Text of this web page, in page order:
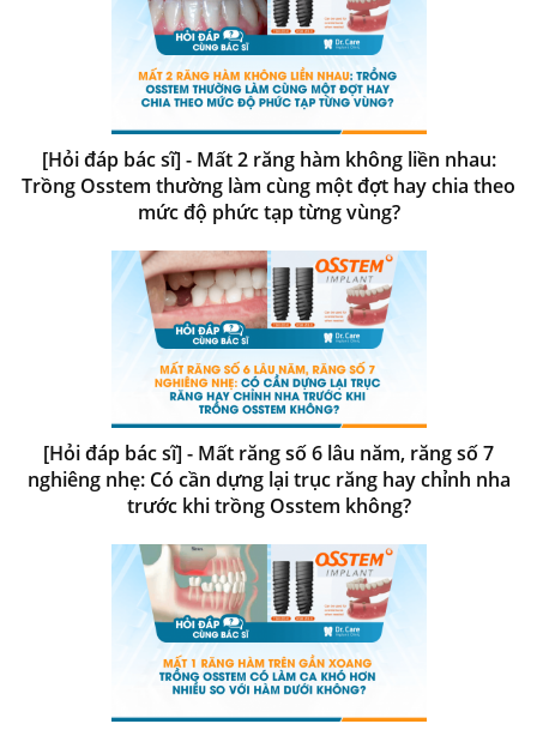
[Hỏi đáp bác sĩ] - Mất 2 răng hàm không liền nhau:
Trồng Osstem thường làm cùng một đợt hay chia theo
mức độ phức tạp từng vùng?
[Hỏi đáp bác sĩ] - Mất răng số 6 lâu năm, răng số 7
nghiêng nhẹ: Có cần dựng lại trục răng hay chỉnh nha
trước khi trồng Osstem không?